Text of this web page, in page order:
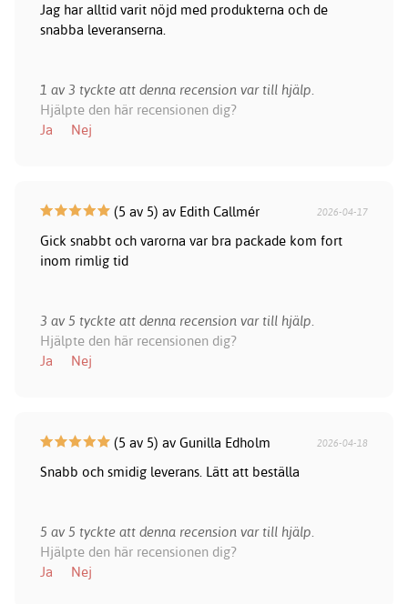
Jag har alltid varit nöjd med produkterna och de
snabba leveranserna.
1 av 3 tyckte att denna recension var till hjälp.
Hjälpte den här recensionen dig?
Ja
Nej
(5 av 5) av Edith Callmér 2026-04-17
Gick snabbt och varorna var bra packade kom fort
inom rimlig tid
3 av 5 tyckte att denna recension var till hjälp.
Hjälpte den här recensionen dig?
Ja
Nej
(5 av 5) av Gunilla Edholm 2026-04-18
Snabb och smidig leverans. Lätt att beställa
5 av 5 tyckte att denna recension var till hjälp.
Hjälpte den här recensionen dig?
Ja
Nej